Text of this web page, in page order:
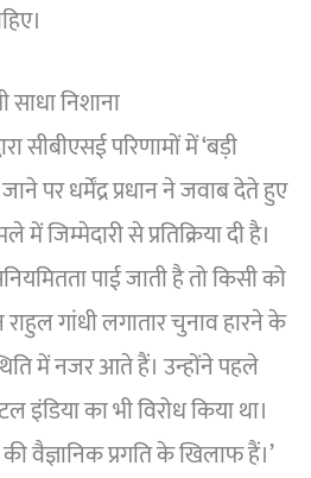
साधा निशाना
सीबीएसई परिणामों में ‘बड़ी
पर धर्मेंद्र प्रधान ने जवाब देते हुए
जिम्मेदारी से प्रतिक्रिया दी है।
पाई जाती है तो किसी को
गांधी लगातार चुनाव हारने के
में नजर आते हैं। उन्होंने पहले
इंडिया का भी विरोध किया था।
वैज्ञानिक प्रगति के खिलाफ हैं।’